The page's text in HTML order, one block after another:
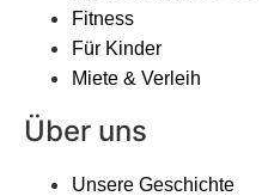
Fitness
Für Kinder
Miete & Verleih
Über uns
Unsere Geschichte